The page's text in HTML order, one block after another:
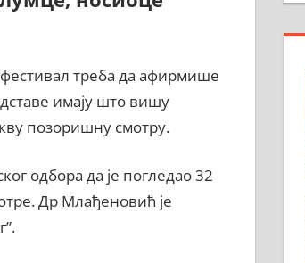
треба да афирмише
имају што вишу
позоришну смотру.
одбора да је погледао 32
Др Млађеновић је